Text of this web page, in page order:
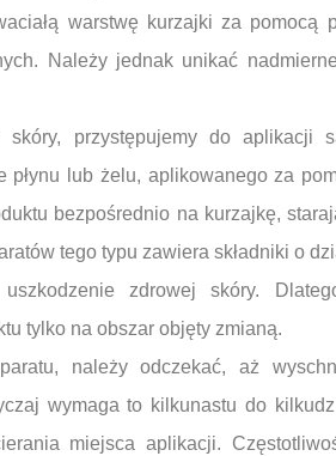
warstwę kurzajki za pomocą
Należy jednak unikać
skóry, przystępujemy do aplikacji
płynu lub żelu, aplikowanego za
bezpośrednio na kurzajkę,
tego typu zawiera składniki o
zdrowej skóry.
tylko na obszar objęty zmianą.
należy odczekać, aż
wymaga to kilkunastu do
miejsca aplikacji.